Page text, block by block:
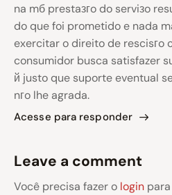
na mб prestaзгo do serviзo
do que foi prometido e nada
exercitar o direito de rescisгo
consumidor busca satisfazer
й justo que suporte eventual
nгo lhe agrada.
Acesse para responder
Leave a comment
Você precisa fazer o login